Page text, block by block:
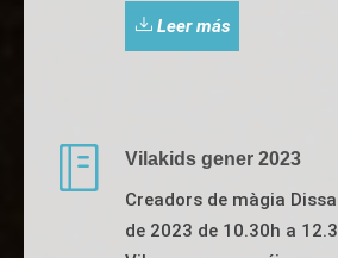
Leer más
Vilakids gener 2023
Creadors de màgia
de 2023 de 10.30h a